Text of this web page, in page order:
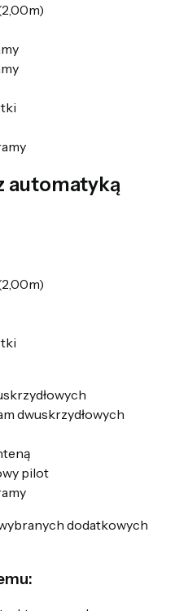
automatyką
dwuskrzydłowych
pilot
dodatkowych